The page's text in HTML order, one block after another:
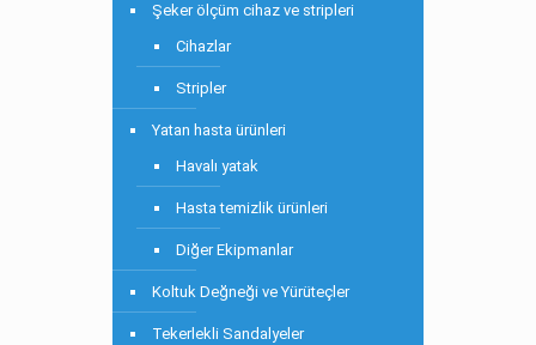
Şeker ölçüm cihaz ve stripleri
Cihazlar
Stripler
Yatan hasta ürünleri
Havalı yatak
Hasta temizlik ürünleri
Diğer Ekipmanlar
Koltuk Değneği ve Yürüteçler
Tekerlekli Sandalyeler